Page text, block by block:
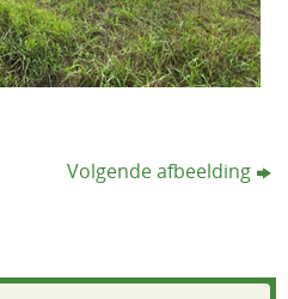
Volgende afbeelding